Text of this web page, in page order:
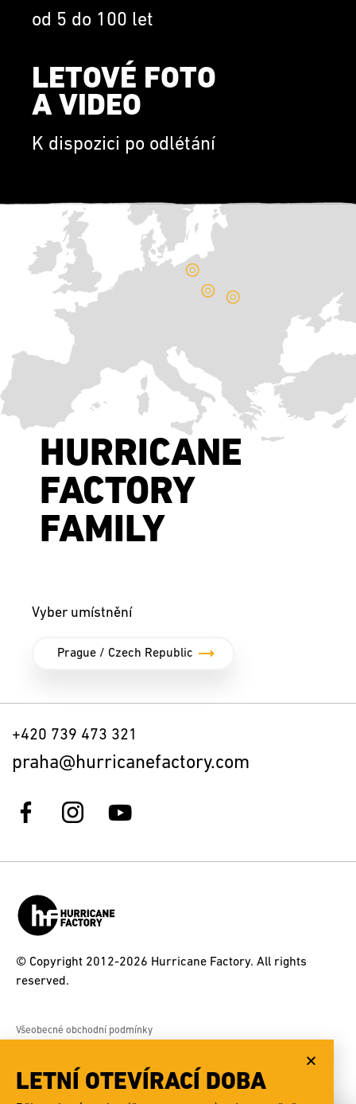
od 5 do 100 let
LETOVÉ FOTO
A VIDEO
K dispozici po odlétání
HURRICANE
FACTORY
FAMILY
Vyber umístnění
+420 739 473 321
praha@hurricanefactory.com
© Copyright 2012-2026 Hurricane Factory. All rights
reserved.
Všeobecné obchodní podmínky
LETNÍ OTEVÍRACÍ DOBA